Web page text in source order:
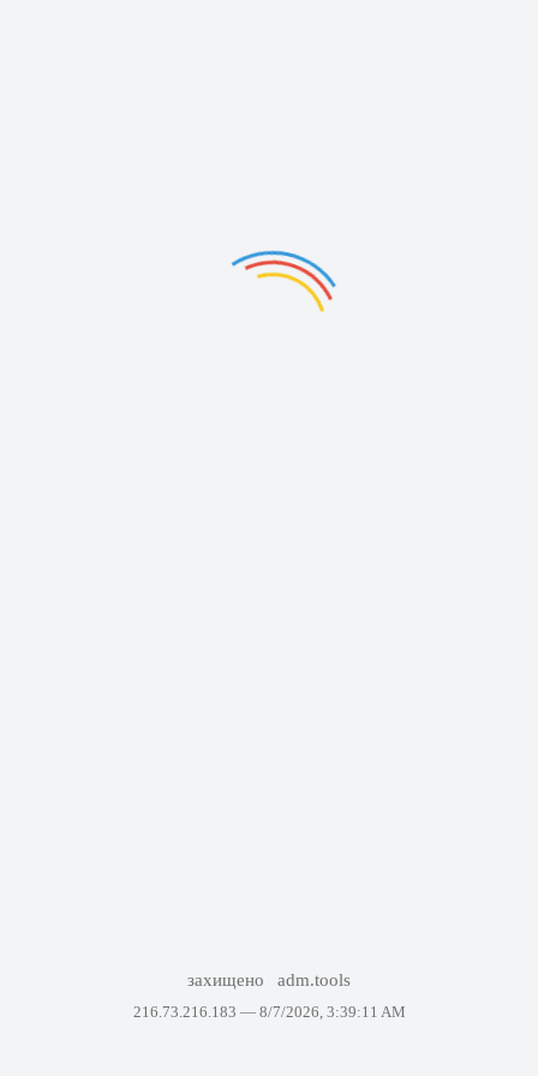
захищено adm.tools
216.73.216.183 — 8/7/2026, 3:39:11 AM